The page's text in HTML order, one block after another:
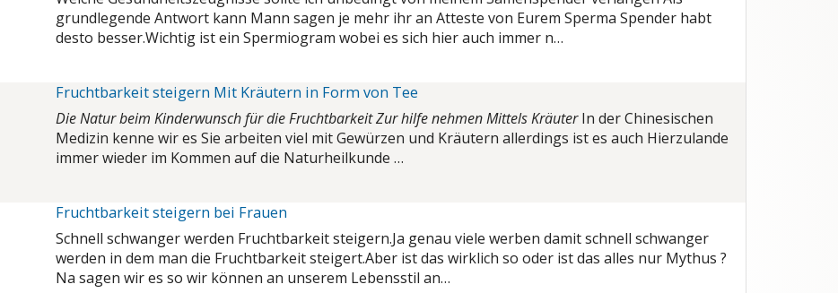
grundlegende Antwort kann Mann sagen je mehr ihr an Atteste von Eurem Sperma Spender habt
desto besser.Wichtig ist ein Spermiogram wobei es sich hier auch immer n…
Fruchtbarkeit steigern Mit Kräutern in Form von Tee
Die Natur beim Kinderwunsch für die Fruchtbarkeit Zur hilfe nehmen Mittels KräuterIn der Chinesischen
Medizin kenne wir es Sie arbeiten viel mit Gewürzen und Kräutern allerdings ist es auch Hierzulande
immer wieder im Kommen auf die Naturheilkunde …
Fruchtbarkeit steigern bei Frauen
Schnell schwanger werden Fruchtbarkeit steigern.Ja genau viele werben damit schnell schwanger
werden in dem man die Fruchtbarkeit steigert.Aber ist das wirklich so oder ist das alles nur Mythus ?
Na sagen wir es so wir können an unserem Lebensstil an…